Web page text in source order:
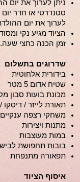
ניתן לערוך את יום
סטנדרטי או חדר יום
לערוך את יום
הציוד מגיע נקי
זמן הכנה כחצי שעה.
שדרוגים בתשלום
בידורית אלחוטית
שטיח אדום 5 מטר
מכונת בועות סבון
תאורת לייזר / דיסקו
משחקי רצפה ענקיים
מתנות ויצירות
במות מעוצבות
בובות תחפושת
תפאורה מתנפחת
איסוף הציוד